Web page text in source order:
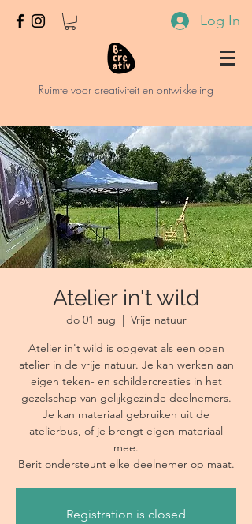
Log In
Ruimte voor creativiteit en ontwikkeling
Atelier in't wild
do 01 aug
  |
Vrije natuur
Atelier in't wild is opgevat als een open
atelier in de vrije natuur. Je kan werken aan
eigen teken- en schildercreaties in het
gezelschap van gelijkgezinde deelnemers.
Je kan materiaal gebruiken uit de
atelierbus, of je brengt eigen materiaal
mee.
Berit ondersteunt elke deelnemer op maat.
Registration is closed